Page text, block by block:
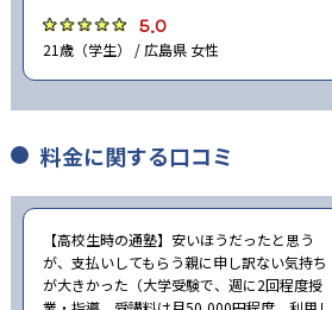
5.0
21歳（学生） / 広島県 女性
料金に関する口コミ
【高校生時の通塾】安いほうだったと思う
が、支払いしてもらう親に申し訳ない気持ち
が大きかった（大学受験で、週に2回程度授